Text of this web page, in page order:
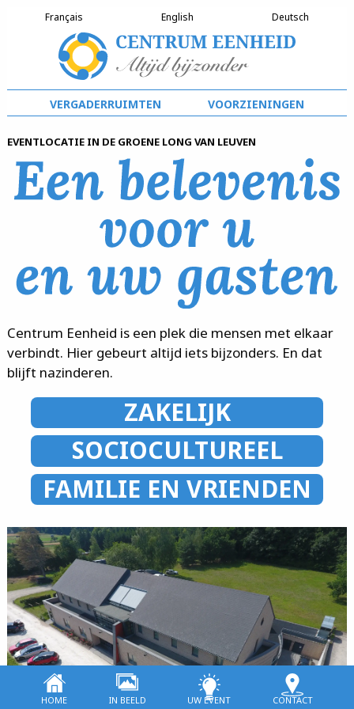
Français English Deutsch
vergaderruimten voorzieningen
Eventlocatie in de groene long van Leuven
Centrum Eenheid is een plek die mensen met elkaar
verbindt. Hier gebeurt altijd iets bijzonders. En dat
blijft nazinderen.
ZAKELIJK
SOCIOCULTUREEL
FAMILIE EN VRIENDEN
home in beeld uw event contact